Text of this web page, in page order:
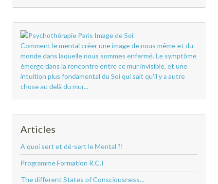
Comment le mental créer une image de nous même et du
monde dans laquelle nous sommes enfermé. Le symptôme
émerge dans la rencontre entre ce mur invisible, et une
intuition plus fondamental du Soi qui sait qu'il y a autre
chose au delà du mur...
Articles
A quoi sert et dé-sert le Mental ?!
Programme Formation R.C.I
The different States of Consciousness…